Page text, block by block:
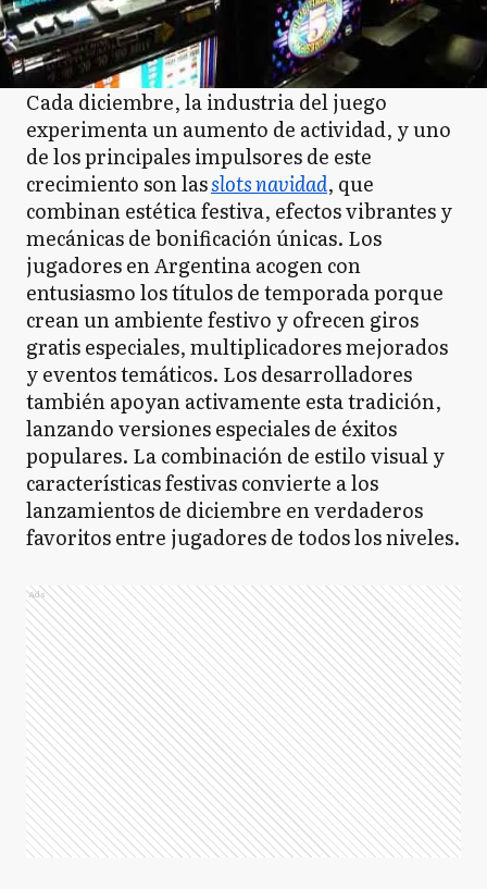
Cada diciembre, la industria del juego
experimenta un aumento de actividad, y uno
de los principales impulsores de este
crecimiento son lasslots navidad, que
combinan estética festiva, efectos vibrantes y
mecánicas de bonificación únicas. Los
jugadores en Argentina acogen con
entusiasmo los títulos de temporada porque
crean un ambiente festivo y ofrecen giros
gratis especiales, multiplicadores mejorados
y eventos temáticos. Los desarrolladores
también apoyan activamente esta tradición,
lanzando versiones especiales de éxitos
populares. La combinación de estilo visual y
características festivas convierte a los
lanzamientos de diciembre en verdaderos
favoritos entre jugadores de todos los niveles.
Ads